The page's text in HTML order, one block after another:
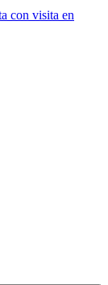
con visita en